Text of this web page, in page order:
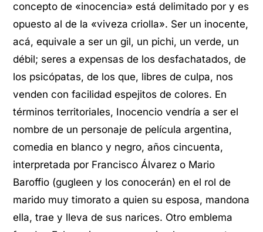
concepto de «inocencia» está delimitado por y es
opuesto al de la «viveza criolla». Ser un inocente,
acá, equivale a ser un gil, un pichi, un verde, un
débil; seres a expensas de los desfachatados, de
los psicópatas, de los que, libres de culpa, nos
venden con facilidad espejitos de colores. En
términos territoriales, Inocencio vendría a ser el
nombre de un personaje de película argentina,
comedia en blanco y negro, años cincuenta,
interpretada por Francisco Álvarez o Mario
Baroffio (gugleen y los conocerán) en el rol de
marido muy timorato a quien su esposa, mandona
ella, trae y lleva de sus narices. Otro emblema